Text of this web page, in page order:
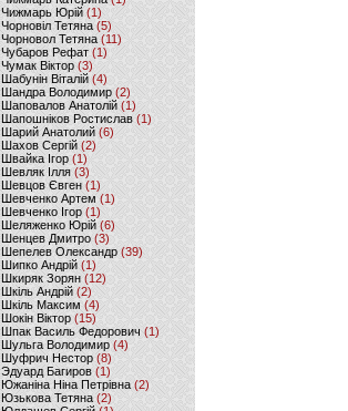
Чижмарь Юрій (1)
Чорновіл Тетяна (5)
Чорновол Тетяна (11)
Чубаров Рефат (1)
Чумак Віктор(3)
Шабунін Віталій (4)
Шандра Володимир (2)
Шаповалов Анатолій(1)
Шапошніков Ростислав(1)
Шарий Анатолий(6)
Шахов Сергій(2)
Швайка Ігор (1)
Шевляк Ілля (3)
Шевцов Євген (1)
Шевченко Артем(1)
Шевченко Ігор(1)
Шеляженко Юрій (6)
Шенцев Дмитро (3)
Шепелев Олександр (39)
Шипко Андрій(1)
Шкиряк Зорян(12)
Шкіль Андрій(2)
Шкіль Максим (4)
Шокін Віктор (15)
Шпак Василь Федорович (1)
Шульга Володимир (4)
Шуфрич Нестор(8)
Эдуард Багиров (1)
Южаніна Ніна Петрівна (2)
Юзькова Тетяна(2)